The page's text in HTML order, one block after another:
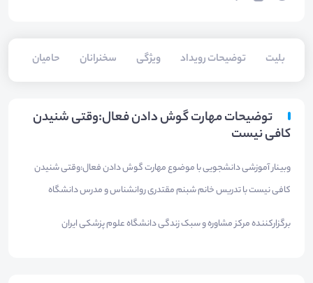
بلیت‌ توضیحات رویداد ویژگی سخنرانان حامیان
توضیحات مهارت گوش دادن فعال:وقتی شنیدن
کافی نیست
وبینار آموزشی دانشجویی با موضوع مهارت گوش دادن فعال:وقتی شنیدن
کافی نیست با تدریس خانم شبنم مقتدری روانشناس و مدرس دانشگاه
برگزارکننده مرکز مشاوره و سبک زندگی دانشگاه علوم پزشکی ایران